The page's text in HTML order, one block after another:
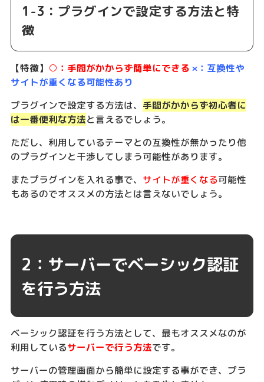
1-3：プラグインで設定する方法と特
徴
【特徴】 ○：手間がかからず簡単にできる ×：互換性や
サイトが重くなる可能性あり
プラグインで設定する方法は、 手間がかからず初心者に
は一番便利な方法と言えるでしょう。
ただし、利用しているテーマとの互換性が無かったり他
のプラグインと干渉してしまう可能性があります。
またプラグインを入れる事で、 サイトが重くなる可能性
もあるのでオススメの方法とは言えないでしょう。
2：サーバーでベーシック認証
を行う方法
ベーシック認証を行う方法として、最もオススメなのが
利用しているサーバーで行う方法です。
サーバーの管理画面から簡単に設定する事ができ、プラ